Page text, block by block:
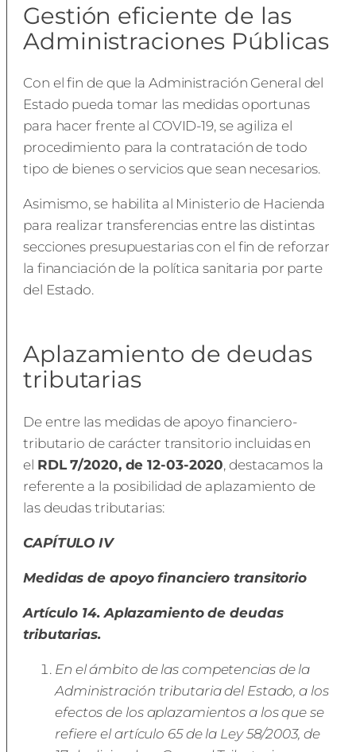
Gestión eficiente de las
Administraciones Públicas
Con el fin de que la Administración General del
Estado pueda tomar las medidas oportunas
para hacer frente al COVID-19, se agiliza el
procedimiento para la contratación de todo
tipo de bienes o servicios que sean necesarios.
Asimismo, se habilita al Ministerio de Hacienda
para realizar transferencias entre las distintas
secciones presupuestarias con el fin de reforzar
la financiación de la política sanitaria por parte
del Estado.
Aplazamiento de deudas
tributarias
De entre las medidas de apoyo financiero-
tributario de carácter transitorio incluidas en
el RDL 7/2020, de 12-03-2020, destacamos la
referente a la posibilidad de aplazamiento de
las deudas tributarias:
CAPÍTULO IV
Medidas de apoyo financiero transitorio
Artículo 14. Aplazamiento de deudas
tributarias.
En el ámbito de las competencias de la
Administración tributaria del Estado, a los
efectos de los aplazamientos a los que se
refiere el artículo 65 de la Ley 58/2003, de